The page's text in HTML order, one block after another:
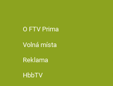
O FTV Prima
Volná místa
Reklama
HbbTV